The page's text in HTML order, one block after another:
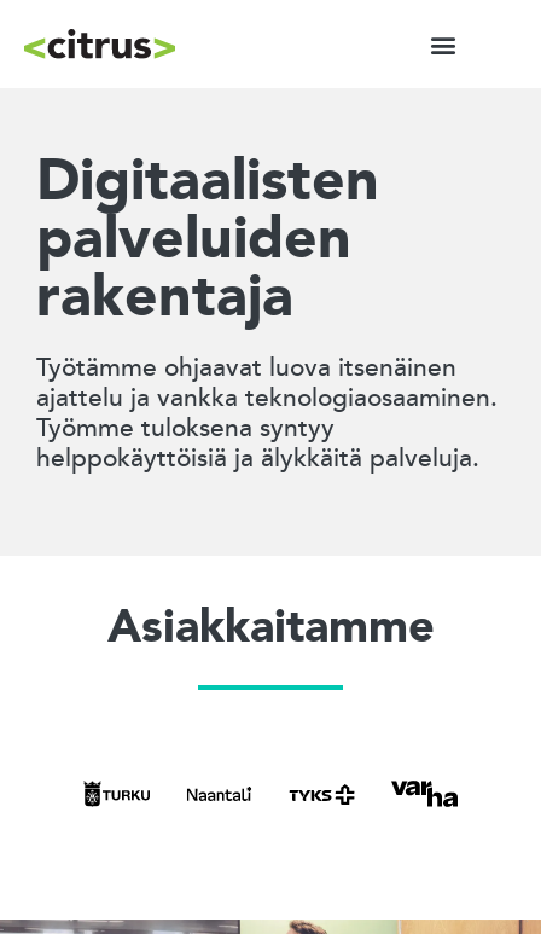
Digitaalisten
palveluiden
rakentaja
Työtämme ohjaavat luova itsenäinen
ajattelu ja vankka teknologiaosaaminen.
Työmme tuloksena syntyy
helppokäyttöisiä ja älykkäitä palveluja.
Asiakkaitamme